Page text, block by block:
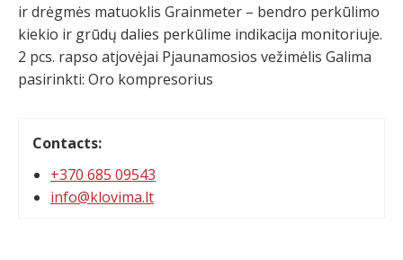
ir drėgmės matuoklis Grainmeter – bendro perkūlimo
kiekio ir grūdų dalies perkūlime indikacija monitoriuje.
2 pcs. rapso atjovėjai Pjaunamosios vežimėlis Galima
pasirinkti: Oro kompresorius
Contacts:
+370 685 09543
info@klovima.lt